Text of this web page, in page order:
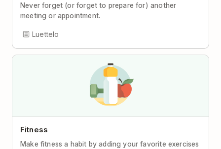
Never forget (or forget to prepare for) another
meeting or appointment.
Luettelo
Fitness
Make fitness a habit by adding your favorite exercises